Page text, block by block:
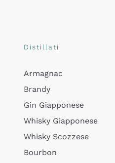
Distillati
Armagnac
Brandy
Gin Giapponese
Whisky Giapponese
Whisky Scozzese
Bourbon